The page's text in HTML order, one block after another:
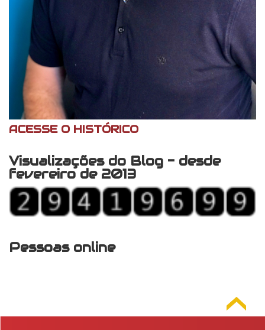
ACESSE O HISTÓRICO
Visualizações do Blog - desde
fevereiro de 2013
Pessoas online